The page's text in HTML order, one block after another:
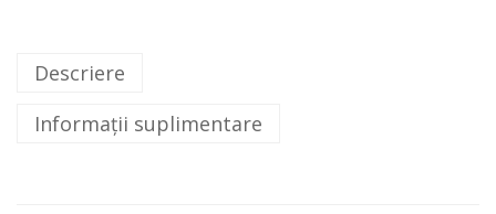
Descriere
Informații suplimentare